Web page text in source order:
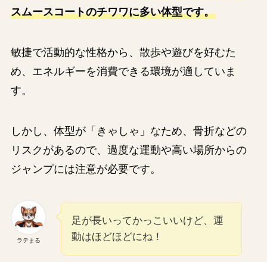
スムースコートのチワワに多い体型です。
敏捷で活動的な性格から、散歩や遊びを好むた
め、エネルギーを消費できる環境が適していま
す。
しかし、体型が「きゃしゃ」なため、骨折などの
リスクがあるので、過度な運動や高い場所からの
ジャンプには注意が必要です。
ラテまる
足が長いってかっこいいけど、運
動はほどほどにね！